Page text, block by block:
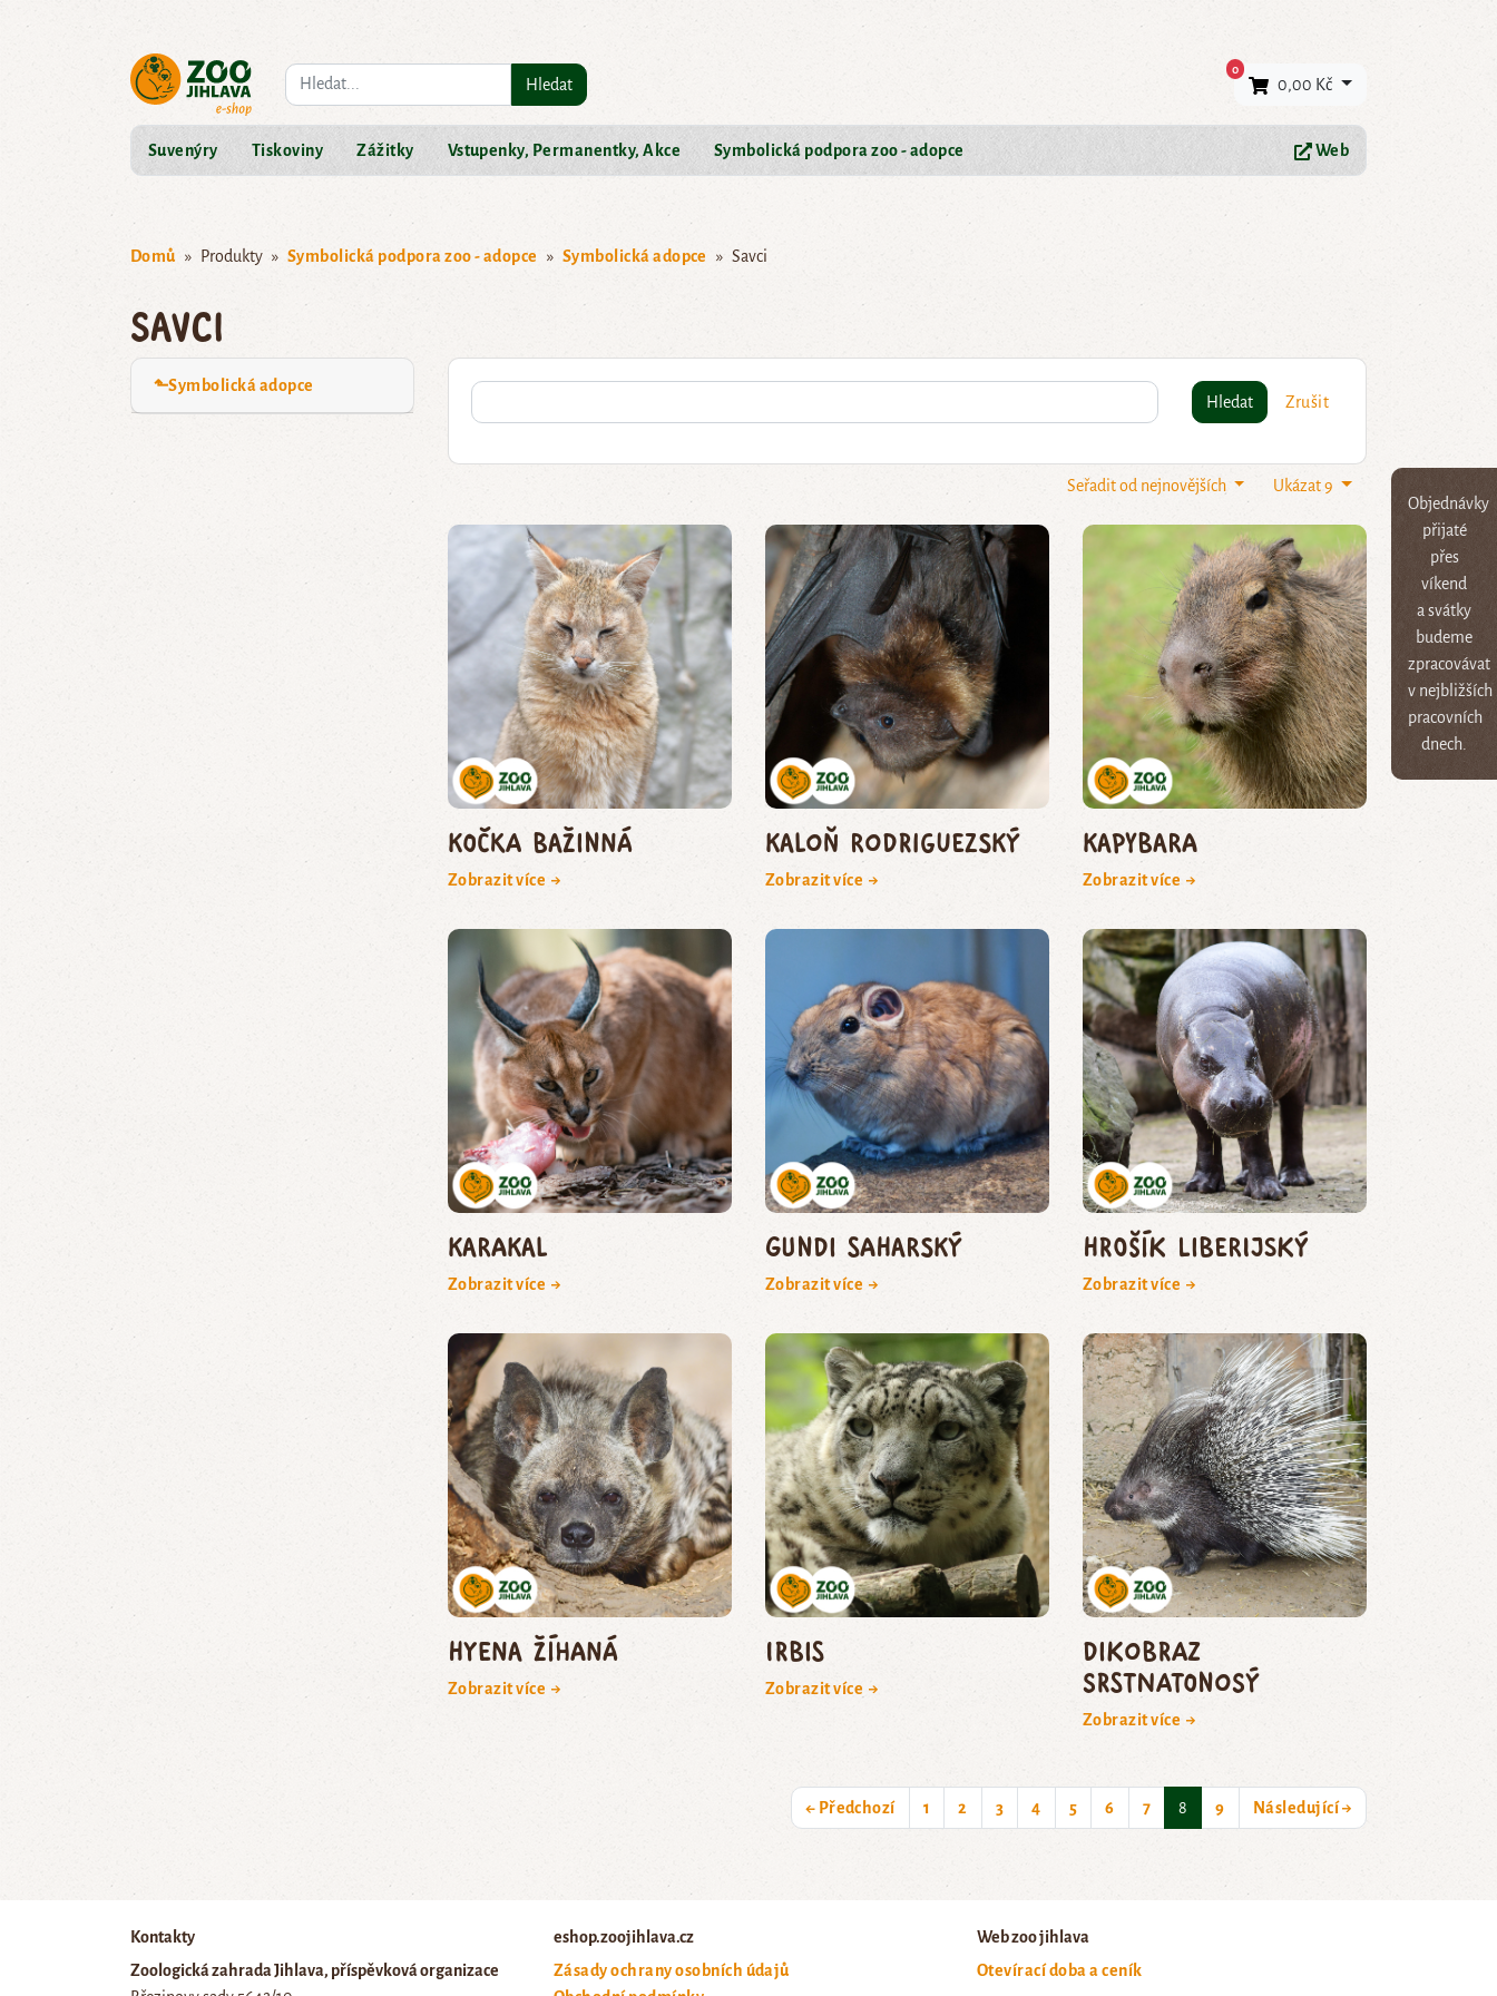
Objednávky
přijaté
přes
víkend
a svátky
budeme
zpracovávat
v nejbližších
pracovních
dnech.
Co hledáte? Hledat
0×
0,00 Kč
Suvenýry Tiskoviny Zážitky Vstupenky, Permanentky, Akce Symbolická podpora zoo - adopce Web
Domů Produkty Symbolická podpora zoo - adopce Symbolická adopce Savci
Savci
⬑Symbolická adopce
Hledat
Zrušit
Ukázat 9
Seřadit od nejnovějších
kočka bažinná
Zobrazit více →
kaloň rodriguezský
Zobrazit více →
kapybara
Zobrazit více →
karakal
Zobrazit více →
gundi saharský
Zobrazit více →
hrošík liberijský
Zobrazit více →
hyena žíhaná
Zobrazit více →
irbis
Zobrazit více →
dikobraz
srstnatonosý
Zobrazit více →
← Předchozí 1 2 3 4 5 6 7 8 (current)
9 Následující →
Kontakty
Zoologická zahrada Jihlava, příspěvková organizace
eshop.zoojihlava.cz
Zásady ochrany osobních údajů
Web zoo jihlava
Otevírací doba a ceník